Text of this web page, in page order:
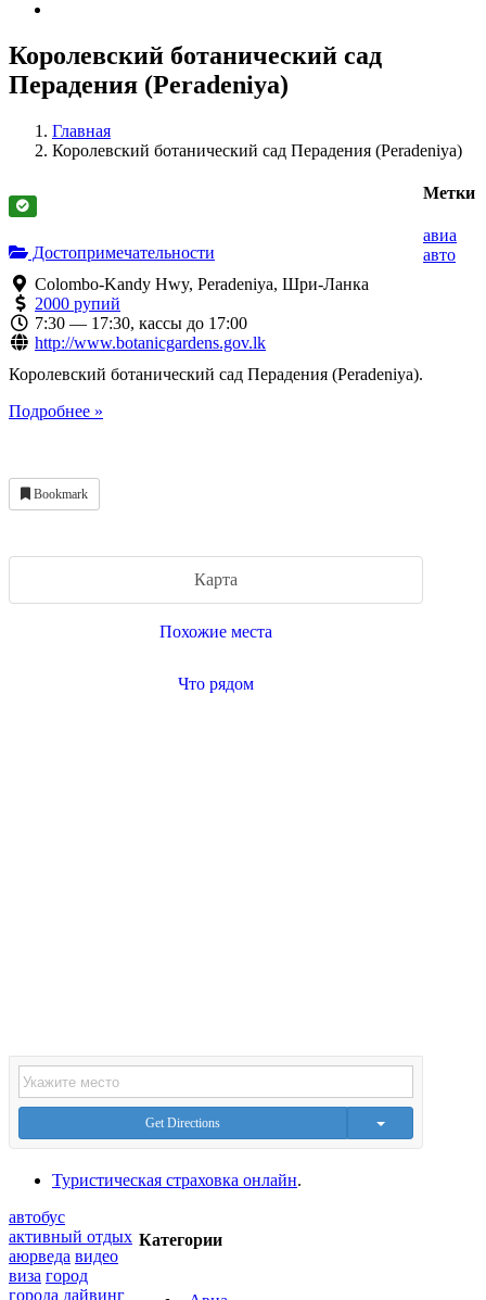
Королевский ботанический сад
Перадения (Peradeniya)
Главная
Королевский ботанический сад Перадения (Peradeniya)
Достопримечательности
Colombo-Kandy Hwy, Peradeniya, Шри-Ланка
2000 рупий
7:30 — 17:30, кассы до 17:00
http://www.botanicgardens.gov.lk
Королевский ботанический сад Перадения (Peradeniya).
Подробнее »
Bookmark
Карта
Похожие места
Что рядом
Get Directions
Туристическая страховка онлайн.
Категории
Метки
авиа
авто
автобус
активный отдых
аюрведа видео
виза город
города дайвинг